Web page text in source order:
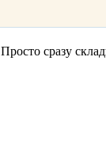
Просто сразу